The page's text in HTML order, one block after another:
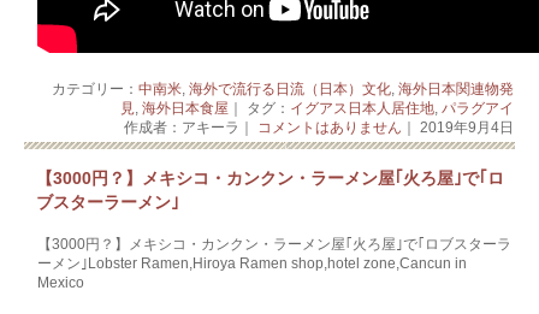
カテゴリー： 中南米, 海外で流行る日流（日本）文化, 海外日本関連物発
見, 海外日本食屋 ｜ タグ： イグアス日本人居住地, パラグアイ
作成者：アキーラ｜ コメントはありません ｜ 2019年9月4日
【3000円？】メキシコ・カンクン・ラーメン屋｢火ろ屋｣で｢ロ
ブスターラーメン｣
【3000円？】メキシコ・カンクン・ラーメン屋｢火ろ屋｣で｢ロブスターラ
ーメン｣Lobster Ramen,Hiroya Ramen shop,hotel zone,Cancun in
Mexico